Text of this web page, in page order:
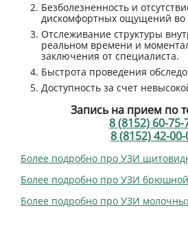
Безболезненность и
дискомфортных ощущений во
Отслеживание структуры
реальном времени и
заключения от специалиста.
Быстрота проведения
Доступность за счет
Запись на прием по
8 (8152) 60-75-
8 (8152) 42-00-
Более подробно про УЗИ
Более подробно про УЗИ
Более подробно про УЗИ